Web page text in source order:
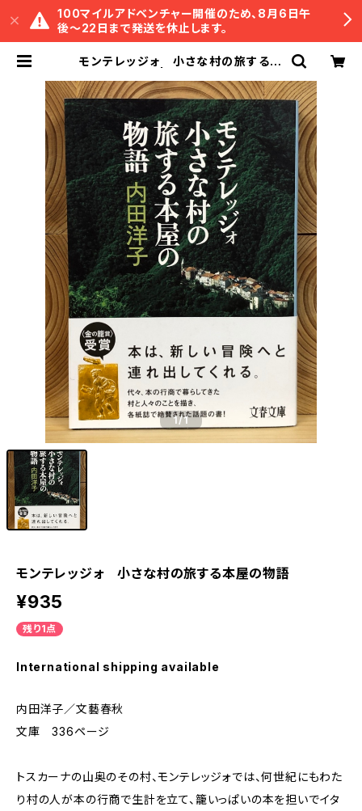
100マイルアドベンチャー開催のため、8月6日午
後〜22日まで発送を休止します。
モンテレッジォ 小さな村の旅する本
1/1
モンテレッジォ 小さな村の旅する本屋の物語
¥935
残り1点
International shipping available
内田洋子／文藝春秋
文庫 336ページ
トスカーナの山奥のその村、モンテレッジォでは、何世紀にもわた
り村の人が本の行商で生計を立て、籠いっぱいの本を担いでイタ